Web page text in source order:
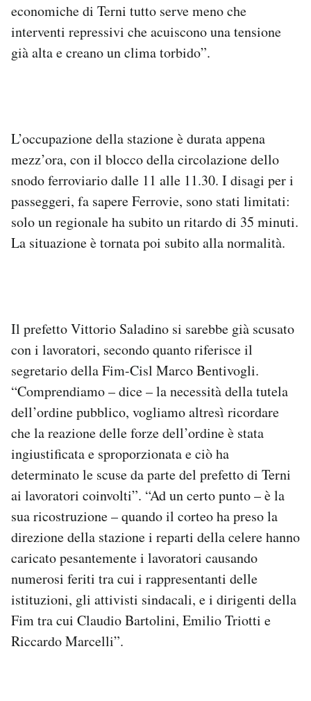
economiche di Terni tutto serve meno che
interventi repressivi che acuiscono una tensione
già alta e creano un clima torbido”.
L’occupazione della stazione è durata appena
mezz’ora, con il blocco della circolazione dello
snodo ferroviario dalle 11 alle 11.30. I disagi per i
passeggeri, fa sapere Ferrovie, sono stati limitati:
solo un regionale ha subito un ritardo di 35 minuti.
La situazione è tornata poi subito alla normalità.
Il prefetto Vittorio Saladino si sarebbe già scusato
con i lavoratori, secondo quanto riferisce il
segretario della Fim-Cisl Marco Bentivogli.
“Comprendiamo – dice – la necessità della tutela
dell’ordine pubblico, vogliamo altresì ricordare
che la reazione delle forze dell’ordine è stata
ingiustificata e sproporzionata e ciò ha
determinato le scuse da parte del prefetto di Terni
ai lavoratori coinvolti”. “Ad un certo punto – è la
sua ricostruzione – quando il corteo ha preso la
direzione della stazione i reparti della celere hanno
caricato pesantemente i lavoratori causando
numerosi feriti tra cui i rappresentanti delle
istituzioni, gli attivisti sindacali, e i dirigenti della
Fim tra cui Claudio Bartolini, Emilio Triotti e
Riccardo Marcelli”.